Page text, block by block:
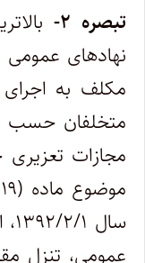
تبصره ۲-
نهادهای عمومی
مکلف به
متخلفان حسب
مجازات
موضوع ماده (۱۹)
عمومی، تنزل